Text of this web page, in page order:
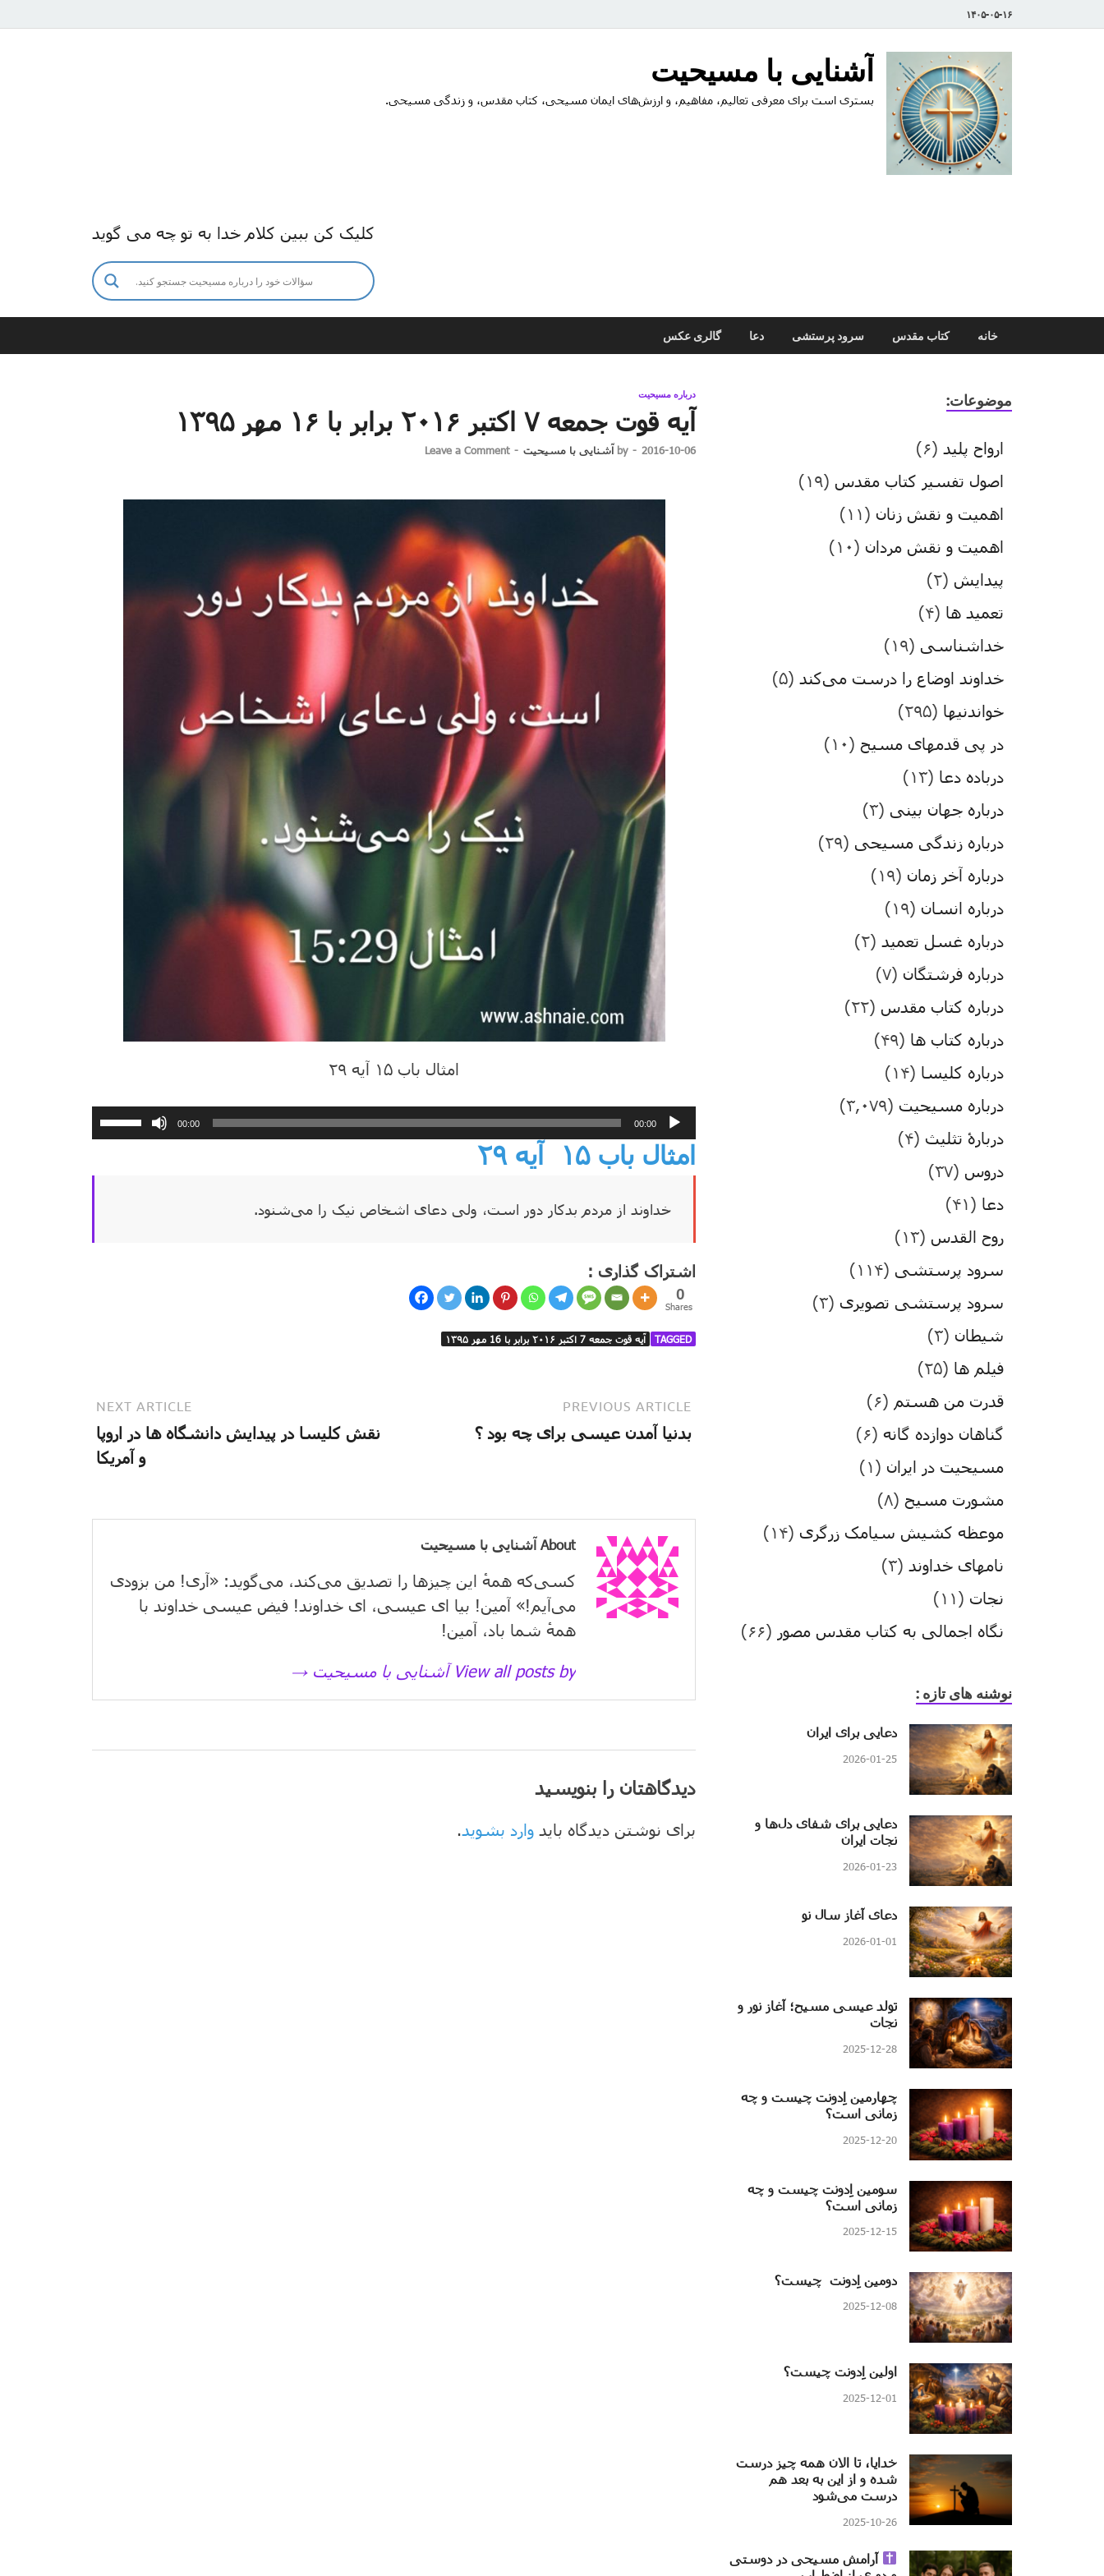
۱۴۰۵-۰۵-۱۶
آشنایی با مسیحیت
بستری است برای معرفی تعالیم، مفاهیم، و ارزش‌های ایمان مسیحی، کتاب مقدس، و زندگی مسیحی.
کلیک کن ببین کلام خدا به تو چه می گوید
خانه کتاب مقدس سرود پرستشی دعا گالری عکس
درباره مسیحیت
آیه قوت جمعه ۷ اکتبر ۲۰۱۶ برابر با ۱۶ مهر ۱۳۹۵
2016-10-06
-
by آشنایی با مسیحیت -
Leave a Comment
امثال باب ۱۵ آیه ۲۹
پخش‌کننده
صوت
00:00
00:00
برای
افزایش
یا
کنید.
امثال باب ۱۵ آیه ۲۹
خداوند از مردم بدکار دور است، ولی دعای اشخاص نیک را می‌شنود.
اشتراک گذاری :
0
Shares
TAGGED آیه قوت جمعه 7 اکتبر ۲۰۱۶ برابر با 16 مهر ۱۳۹۵
PREVIOUS ARTICLE
بدنیا آمدن عیسی برای چه بود ؟
NEXT ARTICLE
نقش کلیسا در پیدایش دانشگاه ها در اروپا
و آمریکا
About آشنایی با مسیحیت
کسی‌که همهٔ این چیزها را تصدیق می‌كند، می‌گوید: «آری! من بزودی
می‌آیم!» آمین! بیا ای عیسی، ای خداوند! فیض عیسی خداوند با
همهٔ شما باد، آمین!
View all posts by آشنایی با مسیحیت →
دیدگاهتان را بنویسید
برای نوشتن دیدگاه باید وارد بشوید .
موضوعات:
ارواح پلید (۶)
اصول تفسیر کتاب مقدس (۱۹)
اهمیت و نقش زنان (۱۱)
اهمیت و نقش مردان (۱۰)
پیدایش (۲)
تعمید ها (۴)
خداشناسی (۱۹)
خداوند اوضاع را درست می‌کند (۵)
خواندنیها (۲۹۵)
در پی قدمهای مسیح (۱۰)
درباده دعا (۱۳)
درباره جهان بینی (۳)
درباره زندگی مسیحی (۲۹)
درباره آخر زمان (۱۹)
درباره انسان (۱۹)
درباره غسل تعمید (۲)
درباره فرشتگان (۷)
درباره کتاب مقدس (۲۲)
درباره کتاب ها (۴۹)
درباره کلیسا (۱۴)
درباره مسیحیت (۳,۰۷۹)
دربارۀ تثلیث (۴)
دروس (۳۷)
دعا (۴۱)
روح القدس (۱۳)
سرود پرستشی (۱۱۴)
سرود پرستشی تصویری (۳)
شیطان (۳)
فیلم ها (۲۵)
قدرت من هستم (۶)
گناهان دوازده گانه (۶)
مسیحیت در ایران (۱)
مشورت مسیح (۸)
موعظه کشیش سیامک زرگری (۱۴)
نامهای خداوند (۳)
نجات (۱۱)
نگاه اجمالی به کتاب مقدس مصور (۶۶)
نوشنه های تازه :
دعایی برای ایران
2026-01-25
دعایی برای شفای دل‌ها و
نجات ایران
2026-01-23
دعای آغاز سال نو
2026-01-01
تولد عیسی مسیح؛ آغاز نور و
نجات
2025-12-28
چهارمین اِدونت چیست و چه
زمانی است؟
2025-12-20
سومین اِدونت چیست و چه
زمانی است؟
2025-12-15
دومین اِدونت چیست؟
2025-12-08
اولین اِدونت چیست؟
2025-12-01
خدایا، تا الان همه چیز درست
شده و از این به بعد هم
درست می‌شود
2025-10-26
آرامش مسیحی در دوستی